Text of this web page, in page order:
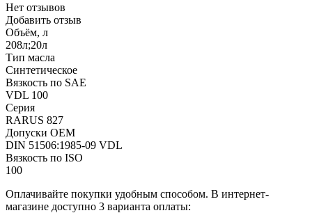
Нет отзывов
Добавить отзыв
Объём, л
208л;20л
Тип масла
Синтетическое
Вязкость по SAE
VDL 100
Серия
RARUS 827
Допуски OEM
DIN 51506:1985-09 VDL
Вязкость по ISO
100
Оплачивайте покупки удобным способом. В интернет-
магазине доступно 3 варианта оплаты: